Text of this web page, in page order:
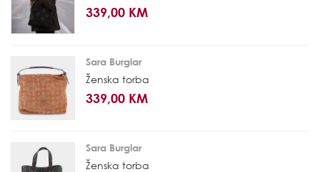
339,00 KM
Sara Burglar
Ženska torba
339,00 KM
Sara Burglar
Ženska torba